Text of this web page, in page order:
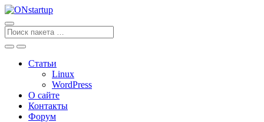
Перейти
к
содержанию
Поиск
для
Статьи
Linux
WordPress
О сайте
Контакты
Форум